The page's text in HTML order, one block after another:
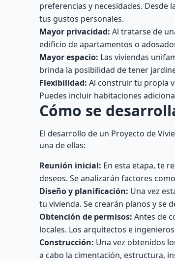
preferencias y necesidades.
tus gustos personales.
Mayor privacidad: Al tratarse de
edificio de apartamentos o
Mayor espacio: Las viviendas
brinda la posibilidad de tener
Flexibilidad: Al construir tu propia
Puedes incluir habitaciones
Cómo se
El desarrollo de un Proyecto de
una de ellas:
Reunión inicial: En esta etapa, te
deseos. Se analizarán factores
Diseño y planificación: Una vez
tu vivienda. Se crearán planos y se
Obtención de permisos: Antes de
locales. Los arquitectos e
Construcción: Una vez obtenidos
a cabo la cimentación, estructura,